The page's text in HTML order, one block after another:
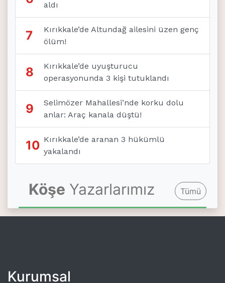
aldı
7
Kırıkkale’de Altundağ ailesini üzen genç
ölüm!
8
Kırıkkale’de uyuşturucu
operasyonunda 3 kişi tutuklandı
9
Selimözer Mahallesi’nde korku dolu
anlar: Araç kanala düştü!
10 Kırıkkale’de aranan 3 hükümlü
yakalandı
Köşe Yazarlarımız Tümü
Kurumsal